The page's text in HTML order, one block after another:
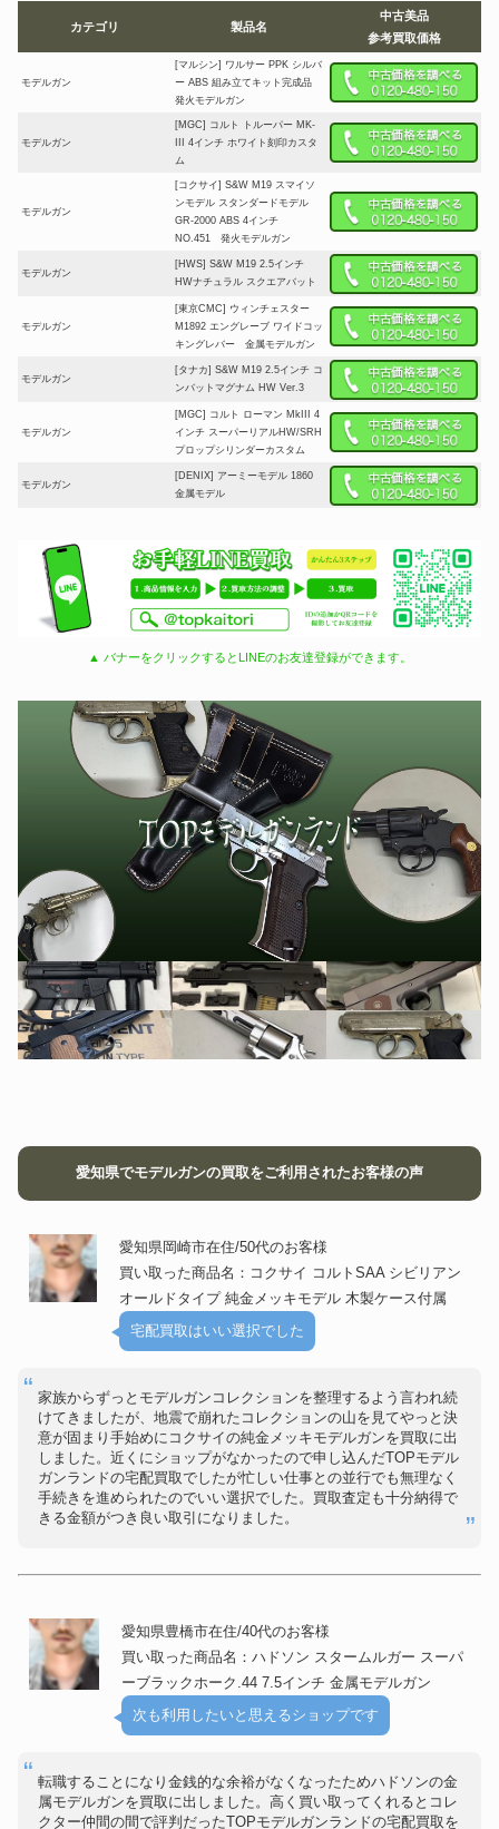
カテゴリ 製品名
中古美品
参考買取価格
モデルガン
[マルシン] ワルサー PPK シルバ
ー ABS 組み立てキット完成品
発火モデルガン
モデルガン
[MGC] コルト トルーパー MK-
III 4インチ ホワイト刻印カスタ
ム
モデルガン
[コクサイ] S&W M19 スマイソ
ンモデル スタンダードモデル
GR-2000 ABS 4インチ
NO.451 発火モデルガン
モデルガン
[HWS] S&W M19 2.5インチ
HWナチュラル スクエアバット
モデルガン
[東京CMC] ウィンチェスター
M1892 エングレーブ ワイドコッ
キングレバー 金属モデルガン
モデルガン
[タナカ] S&W M19 2.5インチ コ
ンバットマグナム HW Ver.3
モデルガン
[MGC] コルト ローマン MkIII 4
インチ スーパーリアルHW/SRH
プロップシリンダーカスタム
モデルガン
[DENIX] アーミーモデル 1860
金属モデル
▲ バナーをクリックするとLINEのお友達登録ができます。
愛知県でモデルガンの買取をご利用されたお客様の声
愛知県岡崎市在住/50代のお客様
買い取った商品名：コクサイ コルトSAA シビリアン
オールドタイプ 純金メッキモデル 木製ケース付属
宅配買取はいい選択でした
家族からずっとモデルガンコレクションを整理するよう言われ続
けてきましたが、地震で崩れたコレクションの山を見てやっと決
意が固まり手始めにコクサイの純金メッキモデルガンを買取に出
しました。近くにショップがなかったので申し込んだTOPモデル
ガンランドの宅配買取でしたが忙しい仕事との並行でも無理なく
手続きを進められたのでいい選択でした。買取査定も十分納得で
きる金額がつき良い取引になりました。
愛知県豊橋市在住/40代のお客様
買い取った商品名：ハドソン スタームルガー スーパ
ーブラックホーク.44 7.5インチ 金属モデルガン
次も利用したいと思えるショップです
転職することになり金銭的な余裕がなくなったためハドソンの金
属モデルガンを買取に出しました。高く買い取ってくれるとコレ
クター仲間の間で評判だったTOPモデルガンランドの宅配買取を